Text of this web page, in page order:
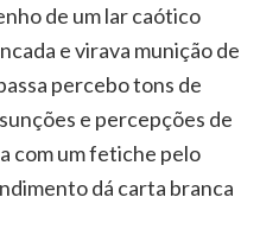
de um lar caótico
e virava munição de
percebo tons de
e percepções de
com um fetiche pelo
dá carta branca